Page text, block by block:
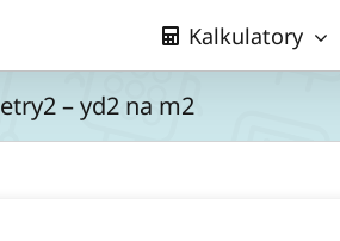
Kalkulatory
– yd2 na m2